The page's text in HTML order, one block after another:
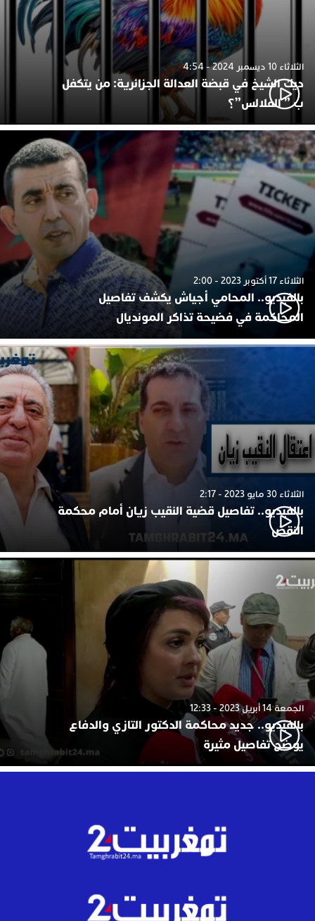
الثلاثاء 10 ديسمبر 2024 - 4:54
ديك الشيخ في قبضة العدالة الجزائرية: من يتكفل
ب ” الفلالس”؟
الثلاثاء 17 أكتوبر 2023 - 2:00
بالفيديو.. المحامي أجياش يكشف تفاصيل
المحاكمة في فضيحة تذاكر المونديال
الثلاثاء 30 مايو 2023 - 2:17
بالفيديو.. تفاصيل قضية النقيب زيان أمام محكمة
النقض
الجمعة 14 أبريل 2023 - 12:33
بالفيديو.. جديد محاكمة الدكتور التازي والدفاع
يوضح تفاصيل مثيرة